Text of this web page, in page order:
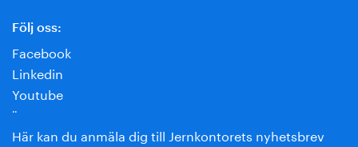
Följ oss:
Facebook
Linkedin
Youtube
¨
Här kan du anmäla dig till Jernkontorets nyhetsbrev